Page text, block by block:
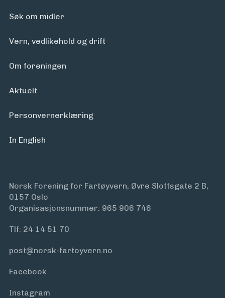
Søk om midler
Vern, vedlikehold og drift
Om foreningen
Aktuelt
Personvern­erklæring
In English
Norsk Forening for Fartøyvern, Øvre Slottsgate 2 B,
0157 Oslo
Organisasjonsnummer: 965 906 746
Tlf: 24 14 51 70
post@norsk-fartoyvern.no
Facebook
Instagram